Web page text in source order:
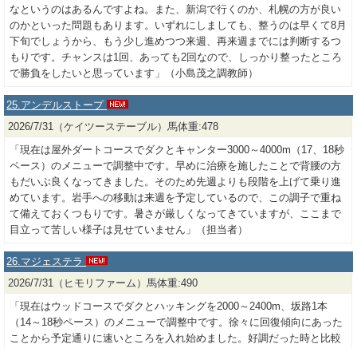
なというのはあるんですよね。また、新潟で行くのか、札幌の方が良い
のかといった問題もあります。いずれにしましても、整うのは早くて8月
下旬でしょうから、もう少し進めつつ来週、再来週までには判断するつ
もりです。チャンスは1回、あっても2回なので、しっかり整ったところ
で勝負をしたいと思っています」（小島茂之調教師）
25.アンデルストープ
2026/7/31（ケイツーステーブル）馬体重:478
「現在は屋外ダートコースでダクとキャンター3000～4000m（17、18秒
ペース）のメニューで調整中です。早めに治療を施したことで背腰の方
もだいぶ良くなってきました。そのため先週よりも段階を上げて乗り進
めています。岩手への移動は来週を予定しているので、この調子で重ね
て備えておくつもりです。暑さが厳しくなってきていますが、ここまで
目立って苦しい様子は見せていません」（担当者）
26.マジェステラ
2026/7/31（ヒモリファーム）馬体重:490
「現在はウッドコースでダクとハッキングを2000～2400m、坂路1本
（14～18秒ペース）のメニューで調整中です。徐々に回復傾向にあった
ことから予定通りに速いところを入れ始めました。好調だった時と比較